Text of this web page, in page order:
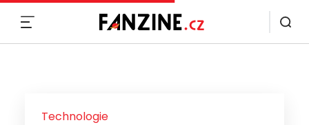
Technologie